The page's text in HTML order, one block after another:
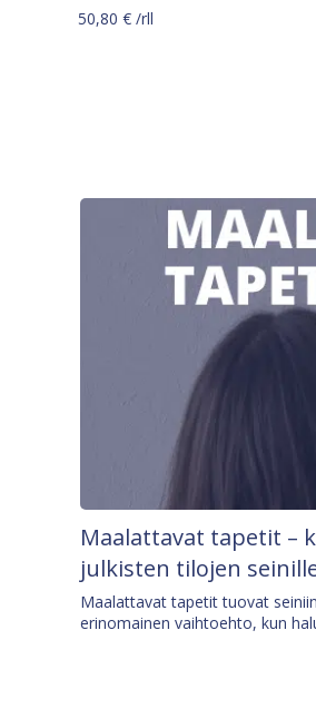
50,80 € /rll
Maalattavat tapetit –
julkisten tilojen
Maalattavat tapetit tuovat
erinomainen vaihtoehto, kun